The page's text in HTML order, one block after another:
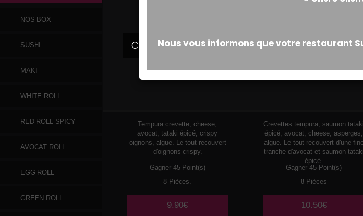
NOS BOX
SUSHI
MAKI
WHITE ROLL
RED ROLL SPICY
AVOCAT ROLL
EGG ROLL
GREEN ROLL
Tempura crevette, cheese,
avocat, tataki épicé, crispy
oignons, algue. Le tout recouvert
d'oignons crispy.
Gagner 45 Point(s)
8 Pièces.
9.90€
Crevettes tempura, saumon tataki
épicé, avocat, cheese, asperges,
algue. Le tout recouvert d'une
tranche d'avocat et saumon tataki
épicé.
Gagner 45 Point(s)
8 Pièces
10.50€